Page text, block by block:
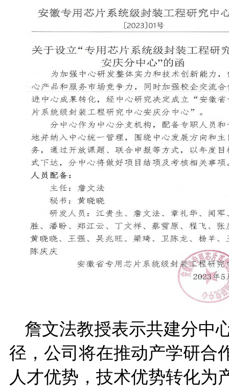
詹文法教授表示共建分中
径，公司将在推动产学研合
人才优势，技术优势转化为